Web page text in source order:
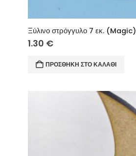
Ξύλινο στρόγγυλο 7 εκ. (Magic)
1.30 €
ΠΡΟΣΘΉΚΗ ΣΤΟ ΚΑΛΆΘΙ